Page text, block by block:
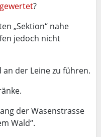
?
„Sektion“ nahe
jedoch nicht
der Leine zu führen.
der Wasenstrasse
Wald“.